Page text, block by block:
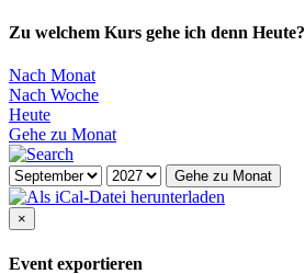
Zu welchem Kurs gehe ich denn Heute?
Nach Monat
Nach Woche
Heute
Gehe zu Monat
Gehe zu Monat
×
Event exportieren